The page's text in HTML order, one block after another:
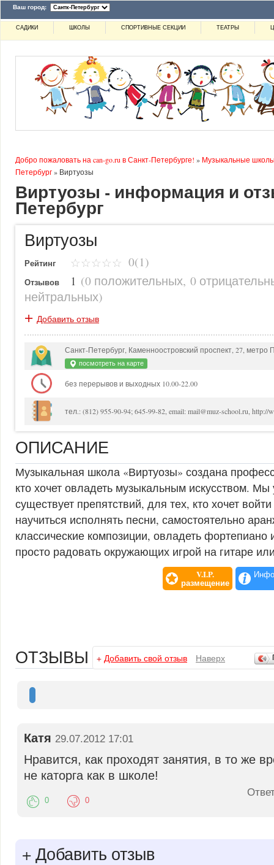
Ваш город:
САДИКИ ШКОЛЫ СПОРТИВНЫЕ СЕКЦИИ ТЕАТРЫ
Добро пожаловать на can-go.ru в Санкт-Петербурге! » Музыкальные
Петербург» Виртуозы
Виртуозы - информация и
Петербург
Виртуозы
Рейтинг 0(1)
Отзывов 1 (0 положительных, 0
нейтральных)
+ Добавить отзыв
Санкт-Петербург, Каменноостровский проспект, 27, метро
посмотреть на карте
без перерывов и выходных 10.00-22.00
тел.: (812) 955-90-94; 645-99-82, email: mail@muz-school.ru, http://
ОПИСАНИЕ
Музыкальная школа «Виртуозы» создана
кто хочет овладеть музыкальным искусством.
существует препятствий, для тех, кто хочет
научиться исполнять песни, самостоятельно
классические композиции, овладеть фортепиано
просто радовать окружающих игрой на гитаре
V.I.P.
размещение
ОТЗЫВЫ + Добавить свой отзыв Наверх
Катя 29.07.2012 17:01
Нравится, как проходят занятия, в то же
не каторга как в школе!
0 0
+Добавить отзыв